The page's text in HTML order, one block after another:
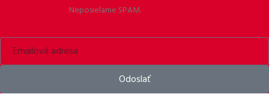
Neposielame SPAM.
Odoslať